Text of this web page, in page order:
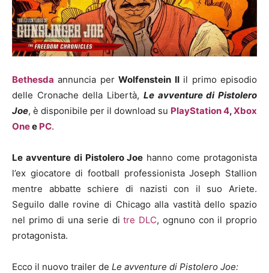
Bethesda annuncia perWolfenstein IIil primo episodio
delle Cronache della Libertà, Le avventure di Pistolero
Joe, è disponibile per il download su PlayStation 4,Xbox
Onee PC.
Le avventure di Pistolero Joe hanno come protagonista
l’ex giocatore di football professionista Joseph Stallion
mentre abbatte schiere di nazisti con il suo Ariete.
Seguilo dalle rovine di Chicago alla vastità dello spazio
nel primo di una serie di tre DLC, ognuno con il proprio
protagonista.
Ecco il nuovo trailer de Le avventure di Pistolero Joe: